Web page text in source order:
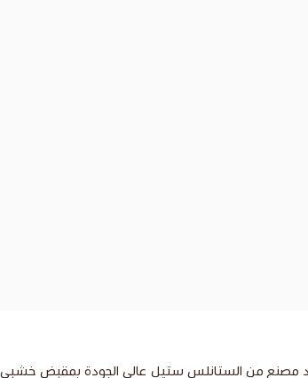
مصنع من الستانلس ستيل عالي الجودة بمقبض خشبي